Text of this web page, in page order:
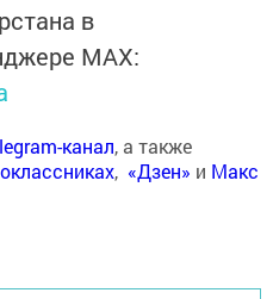
в
MАХ:
канал, а также
, «Дзен» и Макс